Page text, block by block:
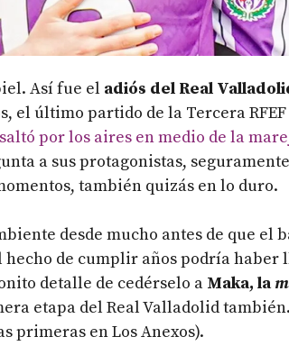
Así fue el adiós del Real
el último partido de la Tercera
saltó por los aires en medio de la
a sus protagonistas,
también quizás en lo duro.
desde mucho antes de que el
de cumplir años podría haber
detalle de cedérselo a Maka, la
etapa del Real Valladolid
primeras en Los Anexos).